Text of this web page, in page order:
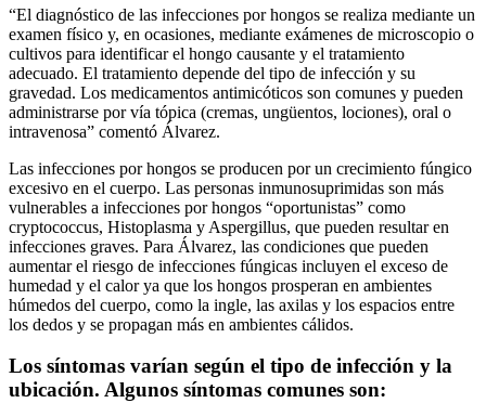
“El diagnóstico de las infecciones por hongos se realiza mediante un
examen físico y, en ocasiones, mediante exámenes de microscopio o
cultivos para identificar el hongo causante y el tratamiento
adecuado. El tratamiento depende del tipo de infección y su
gravedad. Los medicamentos antimicóticos son comunes y pueden
administrarse por vía tópica (cremas, ungüentos, lociones), oral o
intravenosa” comentó Álvarez.
Las infecciones por hongos se producen por un crecimiento fúngico
excesivo en el cuerpo. Las personas inmunosuprimidas son más
vulnerables a infecciones por hongos “oportunistas” como
cryptococcus, Histoplasma y Aspergillus, que pueden resultar en
infecciones graves. Para Álvarez, las condiciones que pueden
aumentar el riesgo de infecciones fúngicas incluyen el exceso de
humedad y el calor ya que los hongos prosperan en ambientes
húmedos del cuerpo, como la ingle, las axilas y los espacios entre
los dedos y se propagan más en ambientes cálidos.
Los síntomas varían según el tipo de infección y la
ubicación. Algunos síntomas comunes son: